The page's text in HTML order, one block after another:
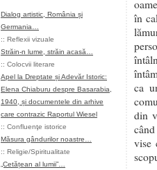
Dialog artistic, România și
Germania…
:: Reflexii vizuale
Străin-n lume, străin acasă…
:: Colocvii literare
Apel la Dreptate și Adevăr Istoric:
Elena Chiaburu despre Basarabia,
1940, și documentele din arhive
care contrazic Raportul Wiesel
:: Confluenţe istorice
Măsura gândurilor noastre…
:: Religie/Spiritualitate
„Cetățean al lumii”…
în
ca
din
vise